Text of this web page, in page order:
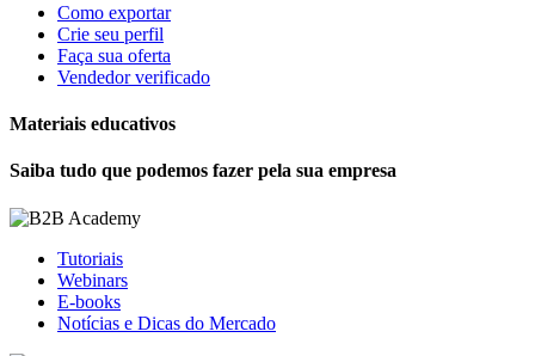
Como exportar
Crie seu perfil
Faça sua oferta
Vendedor verificado
Materiais educativos
Saiba tudo que podemos fazer pela sua empresa
Tutoriais
Webinars
E-books
Notícias e Dicas do Mercado